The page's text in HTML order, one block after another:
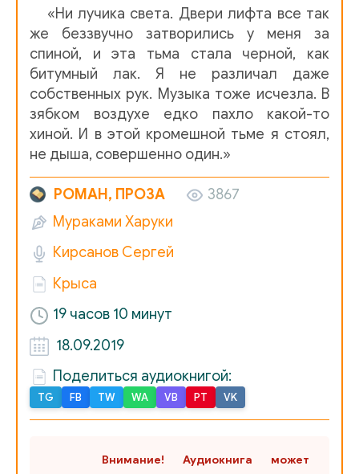
3-2
3-3
3-4
4-1
4-2
4-4
5-1
5-2
5-3
5-4
«Ни лучика света. Двери лифта все так
же беззвучно затворились у меня за
спиной, и эта тьма стала черной, как
битумный лак. Я не различал даже
собственных рук. Музыка тоже исчезла. В
зябком воздухе едко пахло какой-то
хиной. И в этой кромешной тьме я стоял,
не дыша, совершенно один.»
РОМАН, ПРОЗА
3867
Мураками Харуки
Кирсанов Сергей
Крыса
19 часов 10 минут
18.09.2019
Поделиться аудиокнигой:
TG FB TW WA VB PT VK
Внимание! Аудиокнига может